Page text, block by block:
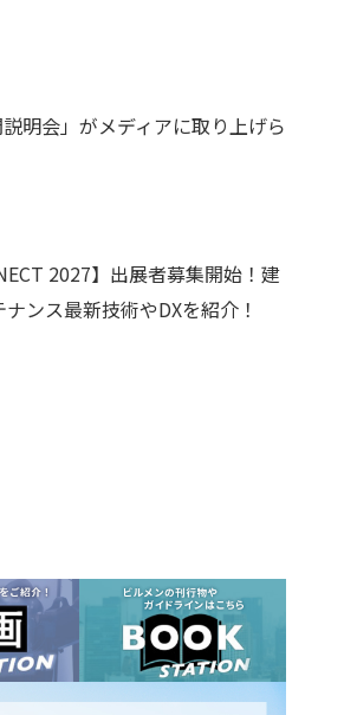
説明会」がメディアに取り上げら
2027】出展者募集開始！建
ンス最新技術やDXを紹介！